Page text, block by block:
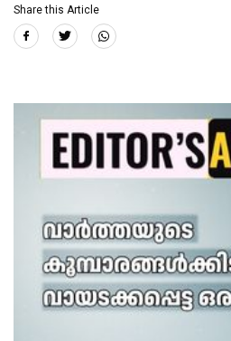
Share this Article